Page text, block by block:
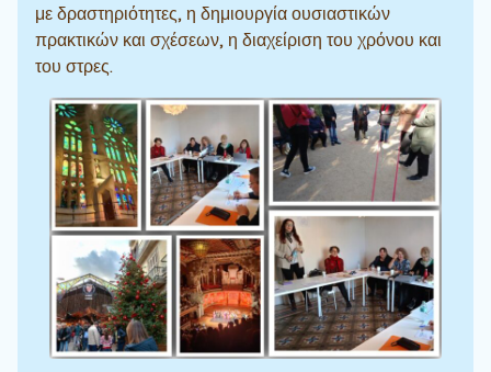
με δραστηριότητες, η δημιουργία ουσιαστικών
πρακτικών και σχέσεων, η διαχείριση του χρόνου και
του στρες.